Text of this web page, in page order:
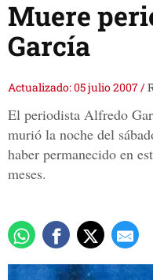
Muere
García
Actualizado: 05 julio 2007/
El periodista Alfredo
murió la noche del
haber permanecido en
meses.